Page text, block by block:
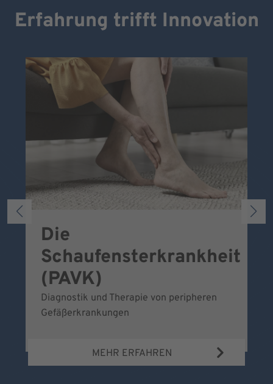
Erfahrung trifft Innovation
Die
Schaufensterkrankheit
(PAVK)
Diagnostik und Therapie von peripheren
Gefäßerkrankungen
MEHR ERFAHREN